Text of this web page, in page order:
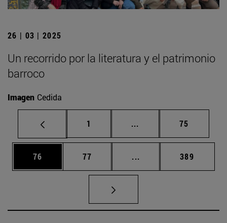
26 | 03 | 2025
Un recorrido por la literatura y el patrimonio
barroco
Imagen Cedida
Página
1 ... Páginas intermedias
Página
75
Página
76 Página
77 ... Páginas intermedias
Página
389